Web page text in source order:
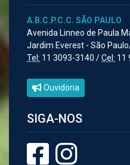
A.B.C.P.C.C. SÃO PAULO
Avenida Linneo de Paula
Jardim Everest - São
Tel: 11 3093-3140 /Cel: 11
Ouvidoria
SIGA-NOS